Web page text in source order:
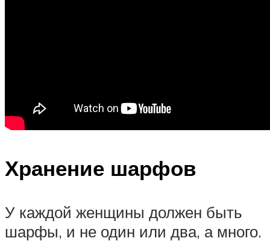
Хранение шарфов
У каждой женщины должен быть
шарфы, и не один или два, а много.